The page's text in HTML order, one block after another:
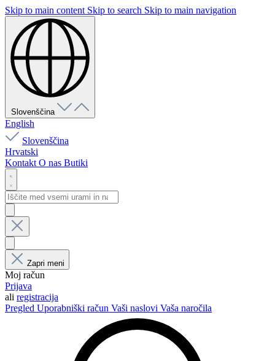
Skip to main content Skip to search Skip to main navigation
Slovenščina
English
Slovenščina
Hrvatski
Kontakt O nas Butiki
Zapri meni
Moj račun
Prijava
ali registracija
Pregled Uporabniški račun Vaši naslovi Vaša naročila